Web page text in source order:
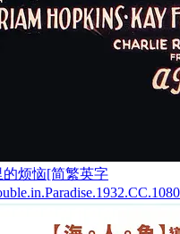
的烦恼[简繁英字